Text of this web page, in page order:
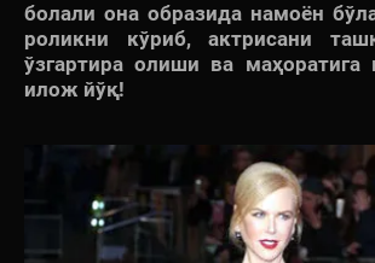
болали она образида намоён
роликни кўриб, актрисани
ўзгартира олиши ва маҳоратига
илож йўқ!